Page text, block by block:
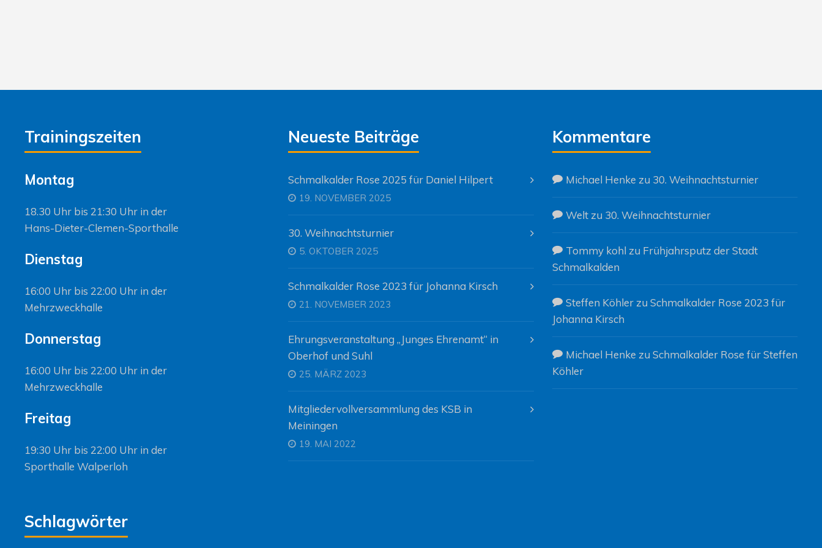
Trainingszeiten
Montag
18.30 Uhr bis 21:30 Uhr in der
Hans-Dieter-Clemen-Sporthalle
Dienstag
16:00 Uhr bis 22:00 Uhr in der
Mehrzweckhalle
Donnerstag
16:00 Uhr bis 22:00 Uhr in der
Mehrzweckhalle
Freitag
19:30 Uhr bis 22:00 Uhr in der
Sporthalle Walperloh
Neueste Beiträge
Schmalkalder Rose 2025 für Daniel Hilpert
19. NOVEMBER 2025
30. Weihnachtsturnier
5. OKTOBER 2025
Schmalkalder Rose 2023 für Johanna Kirsch
21. NOVEMBER 2023
Ehrungsveranstaltung „Junges Ehrenamt“ in
Oberhof und Suhl
25. MÄRZ 2023
Mitgliedervollversammlung des KSB in
Meiningen
19. MAI 2022
Kommentare
Michael Henke zu 30. Weihnachtsturnier
Weltzu 30. Weihnachtsturnier
Tommy kohl zu Frühjahrsputz der Stadt
Schmalkalden
Steffen Köhlerzu Schmalkalder Rose 2023 für
Johanna Kirsch
Michael Henke zu Schmalkalder Rose für Steffen
Köhler
Schlagwörter